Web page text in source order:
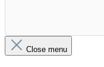
Close menu